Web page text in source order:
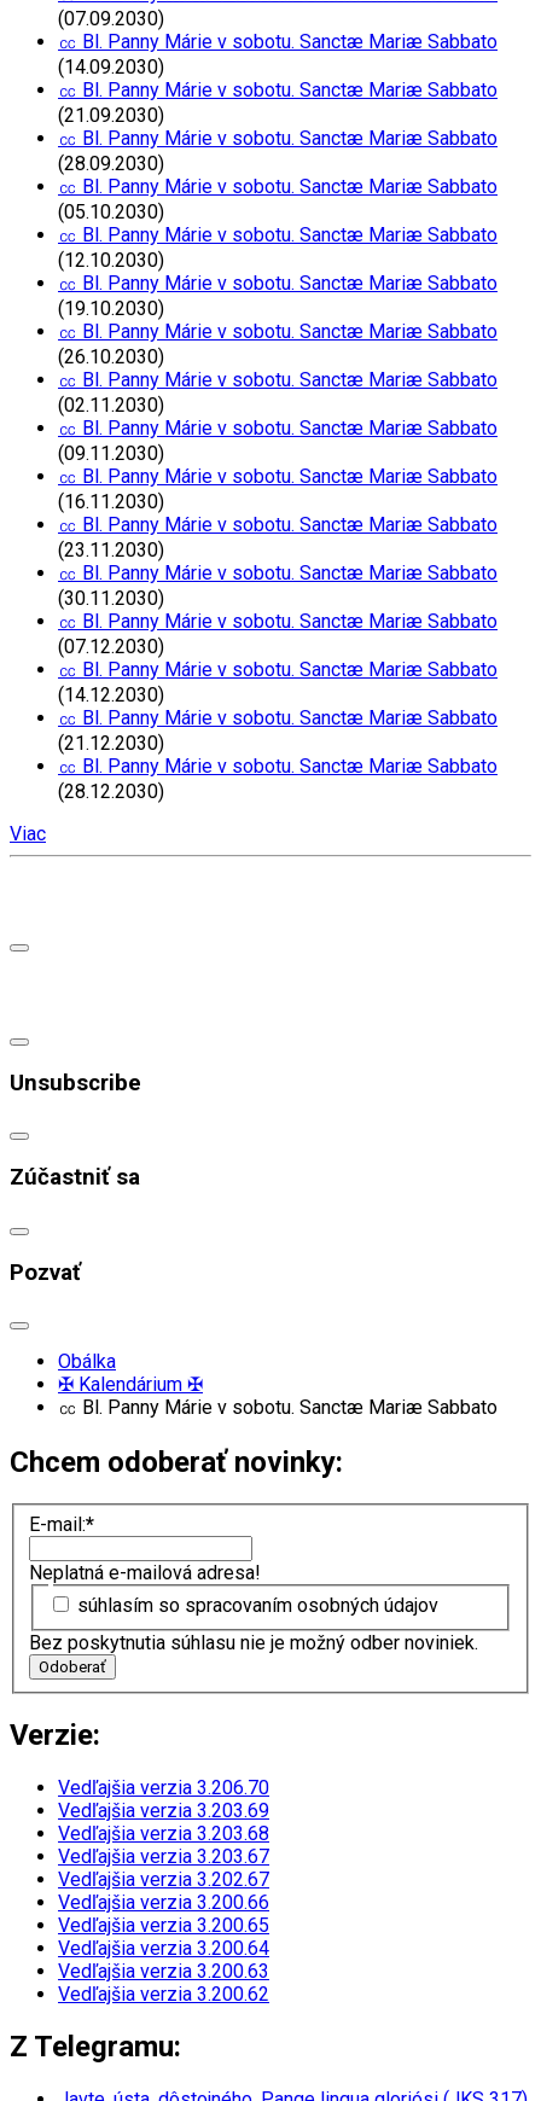
(07.09.2030)
㏄ Bl. Panny Márie v sobotu. Sanctæ Mariæ Sabbato
(14.09.2030)
㏄ Bl. Panny Márie v sobotu. Sanctæ Mariæ Sabbato
(21.09.2030)
㏄ Bl. Panny Márie v sobotu. Sanctæ Mariæ Sabbato
(28.09.2030)
㏄ Bl. Panny Márie v sobotu. Sanctæ Mariæ Sabbato
(05.10.2030)
㏄ Bl. Panny Márie v sobotu. Sanctæ Mariæ Sabbato
(12.10.2030)
㏄ Bl. Panny Márie v sobotu. Sanctæ Mariæ Sabbato
(19.10.2030)
㏄ Bl. Panny Márie v sobotu. Sanctæ Mariæ Sabbato
(26.10.2030)
㏄ Bl. Panny Márie v sobotu. Sanctæ Mariæ Sabbato
(02.11.2030)
㏄ Bl. Panny Márie v sobotu. Sanctæ Mariæ Sabbato
(09.11.2030)
㏄ Bl. Panny Márie v sobotu. Sanctæ Mariæ Sabbato
(16.11.2030)
㏄ Bl. Panny Márie v sobotu. Sanctæ Mariæ Sabbato
(23.11.2030)
㏄ Bl. Panny Márie v sobotu. Sanctæ Mariæ Sabbato
(30.11.2030)
㏄ Bl. Panny Márie v sobotu. Sanctæ Mariæ Sabbato
(07.12.2030)
㏄ Bl. Panny Márie v sobotu. Sanctæ Mariæ Sabbato
(14.12.2030)
㏄ Bl. Panny Márie v sobotu. Sanctæ Mariæ Sabbato
(21.12.2030)
㏄ Bl. Panny Márie v sobotu. Sanctæ Mariæ Sabbato
(28.12.2030)
Viac
Unsubscribe
Zúčastniť sa
Pozvať
Obálka
✠ Kalendárium ✠
㏄ Bl. Panny Márie v sobotu. Sanctæ Mariæ Sabbato
Chcem odoberať novinky:
E-mail:*
Neplatná e-mailová adresa!
súhlasím so spracovaním osobných údajov
Bez poskytnutia súhlasu nie je možný odber noviniek.
Odoberať
Verzie:
Vedľajšia verzia 3.206.70
Vedľajšia verzia 3.203.69
Vedľajšia verzia 3.203.68
Vedľajšia verzia 3.203.67
Vedľajšia verzia 3.202.67
Vedľajšia verzia 3.200.66
Vedľajšia verzia 3.200.65
Vedľajšia verzia 3.200.64
Vedľajšia verzia 3.200.63
Vedľajšia verzia 3.200.62
Z Telegramu: